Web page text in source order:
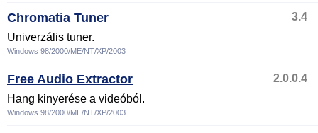
Chromatia Tuner
3.4
Univerzális tuner.
Windows 98/2000/ME/NT/XP/2003
Free Audio Extractor
2.0.0.4
Hang kinyerése a videóból.
Windows 98/2000/ME/NT/XP/2003